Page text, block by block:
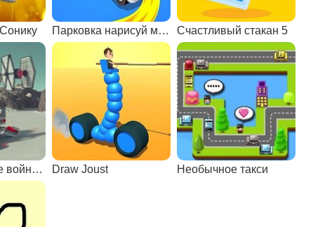
Парковка нарисуй маршрут Счастливый стакан 5
Лего звездные войны: гонки на поле боя Draw Joust Необычное такси